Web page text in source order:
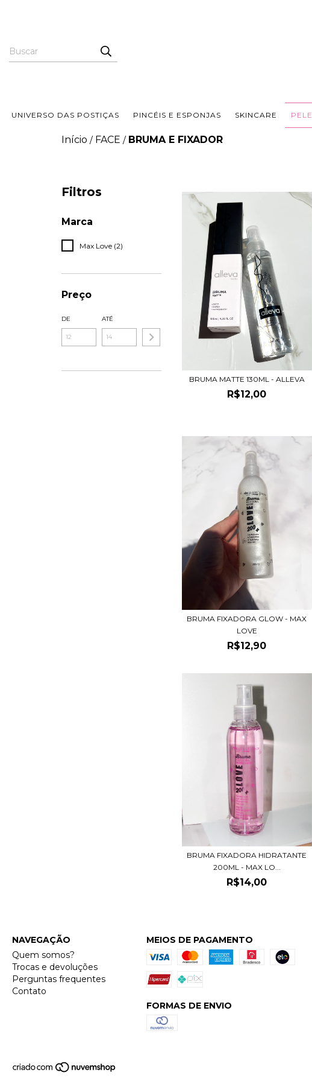
UNIVERSO DAS POSTIÇAS PINCÉIS E ESPONJAS SKINCARE PELE
Início / FACE / BRUMA E FIXADOR
Filtros
Marca
Max Love (2)
Preço
DE ATÉ
BRUMA MATTE 130ML - ALLEVA
R$12,00
BRUMA FIXADORA GLOW - MAX
LOVE
R$12,90
BRUMA FIXADORA HIDRATANTE
200ML - MAX LO...
R$14,00
NAVEGAÇÃO
Quem somos?
Trocas e devoluções
Perguntas frequentes
Contato
MEIOS DE PAGAMENTO
FORMAS DE ENVIO